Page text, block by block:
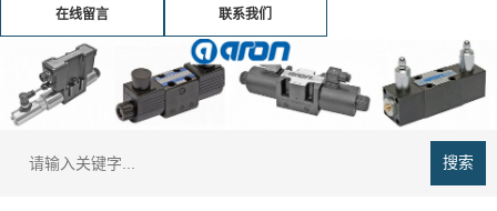
在线留言 联系我们
搜索